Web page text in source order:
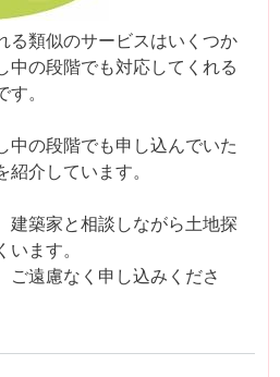
る類似のサービスはいくつか
中の段階でも対応してくれる
。
中の段階でも申し込んでいた
介しています。
建築家と相談しながら土地探
ます。
ご遠慮なく申し込みくださ